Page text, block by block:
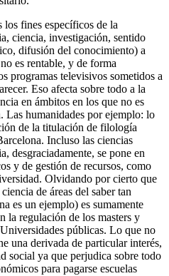
fines específicos de la
ciencia, investigación, sentido
difusión del conocimiento) a
es rentable, y de forma
programas televisivos sometidos a
Eso afecta sobre todo a la
en ámbitos en los que no es
Las humanidades por ejemplo: lo
de la titulación de filología
Incluso las ciencias
desgraciadamente, se pone en
y de gestión de recursos, como
Olvidando por cierto que
de áreas del saber tan
es un ejemplo) es sumamente
la regulación de los masters y
públicas. Lo que no
una derivada de particular interés,
social ya que perjudica sobre todo
para pagarse escuelas